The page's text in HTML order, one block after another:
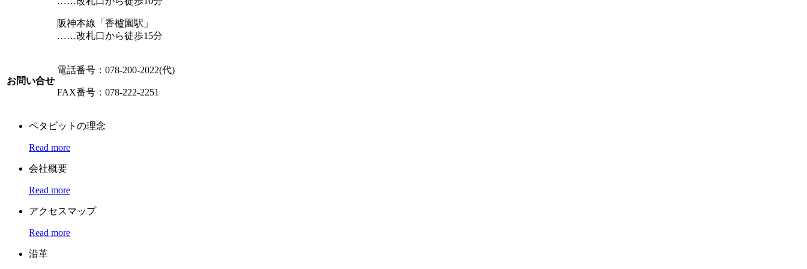
阪神本線「香櫨園駅」
……改札口から徒歩15分
お問い合せ
電話番号 ：078-200-2022(代)
FAX番号 ：078-222-2251
ペタビットの理念
Read more
会社概要
Read more
アクセスマップ
Read more
沿革